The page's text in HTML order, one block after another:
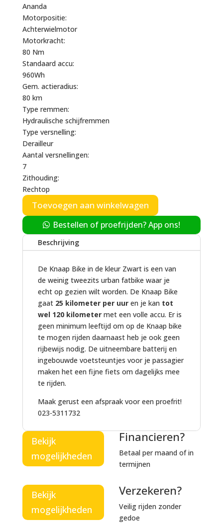
Ananda
Motorpositie:
Achterwielmotor
Motorkracht:
80 Nm
Standaard accu:
960Wh
Gem. actieradius:
80 km
Type remmen:
Hydraulische schijfremmen
Type versnelling:
Derailleur
Aantal versnellingen:
7
Zithouding:
Rechtop
Toevoegen aan winkelwagen
Bestellen of proefrijden? App ons!
Financieren?
Betaal per maand of in
termijnen
Verzekeren?
Veilig rijden zonder
gedoe
Bekijk
mogelijkheden
Bekijk
mogelijkheden
Beschrijving
De Knaap Bike in de kleur Zwart is een van
de weinig tweezits urban fatbike waar je
echt op gezien wilt worden. De Knaap Bike
gaat 25 kilometer per uuren je kan tot
wel 120 kilometermet een volle accu. Er is
geen minimum leeftijd om op de Knaap bike
te mogen rijden daarnaast heb je ook geen
rijbewijs nodig. De uitneembare batterij en
ingebouwde voetsteuntjes voor je passagier
maken het een fijne fiets om dagelijks mee
te rijden.
Maak gerust een afspraak voor een proefrit!
023-5311732